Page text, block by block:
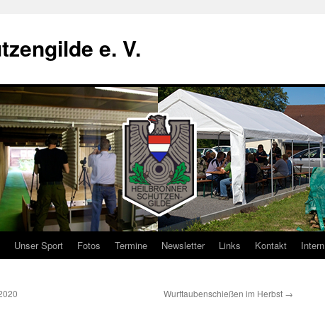
e. V.
Unser Sport Fotos Termine Newsletter Links Kontakt Intern
Wurftaubenschießen im Herbst →